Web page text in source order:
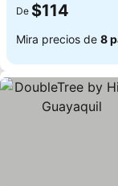
De $114
Mira precios de 8